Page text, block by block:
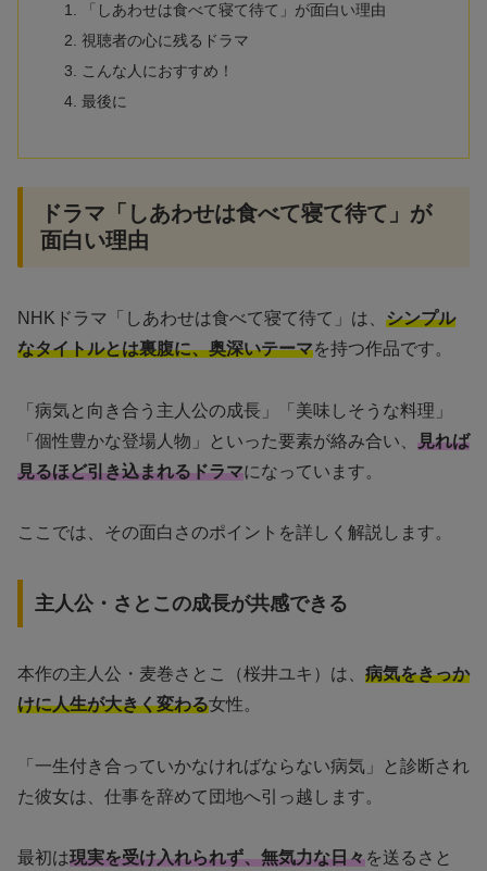
「しあわせは食べて寝て待て」が面白い理由
視聴者の心に残るドラマ
こんな人におすすめ！
最後に
ドラマ「しあわせは食べて寝て待て」が
面白い理由
NHKドラマ「しあわせは食べて寝て待て」は、 シンプル
なタイトルとは裏腹に、奥深いテーマを持つ作品です。
「病気と向き合う主人公の成長」「美味しそうな料理」
「個性豊かな登場人物」といった要素が絡み合い、 見れば
見るほど引き込まれるドラマになっています。
ここでは、その面白さのポイントを詳しく解説します。
主人公・さとこの成長が共感できる
本作の主人公・麦巻さとこ（桜井ユキ）は、 病気をきっか
けに人生が大きく変わる女性。
「一生付き合っていかなければならない病気」と診断され
た彼女は、仕事を辞めて団地へ引っ越します。
最初は現実を受け入れられず、無気力な日々を送るさと